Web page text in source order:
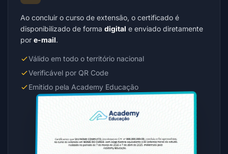
Ao concluir o curso de extensão, o certificado é
disponibilizado de forma digital e enviado diretamente
por e-mail.
Válido em todo o território nacional
Verificável por QR Code
Emitido pela Academy Educação